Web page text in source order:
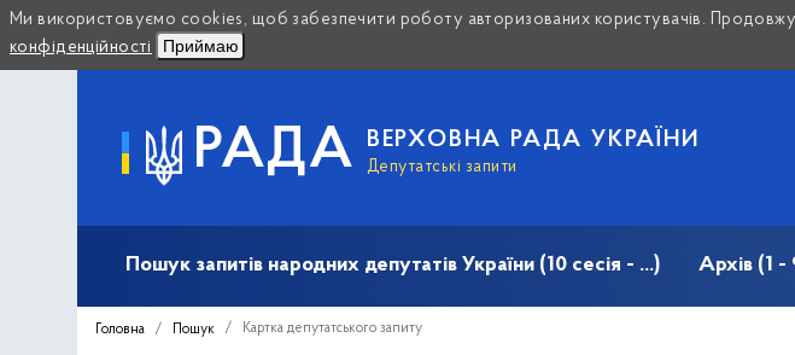
Ми використовуємо cookies, щоб забезпечити роботу авторизованих користувачів.
конфіденційності
Приймаю
РАДА ВЕРХОВНА РАДА УКРАЇНИ
Депутатські запити
Пошук запитів народних депутатів України (10 сесія - ...) Архів (1 -
Головна Пошук Картка депутатського запиту